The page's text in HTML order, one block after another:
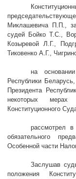
Миклашевича П.П.,
судей Бойко Т.С.,
Козыревой Л.Г.,
Тиковенко А.Г.,
на
Республики
Президента
некоторых мерах
Конституционного
рассмотрел
обязательного
Особенной части
Заслушав
положения